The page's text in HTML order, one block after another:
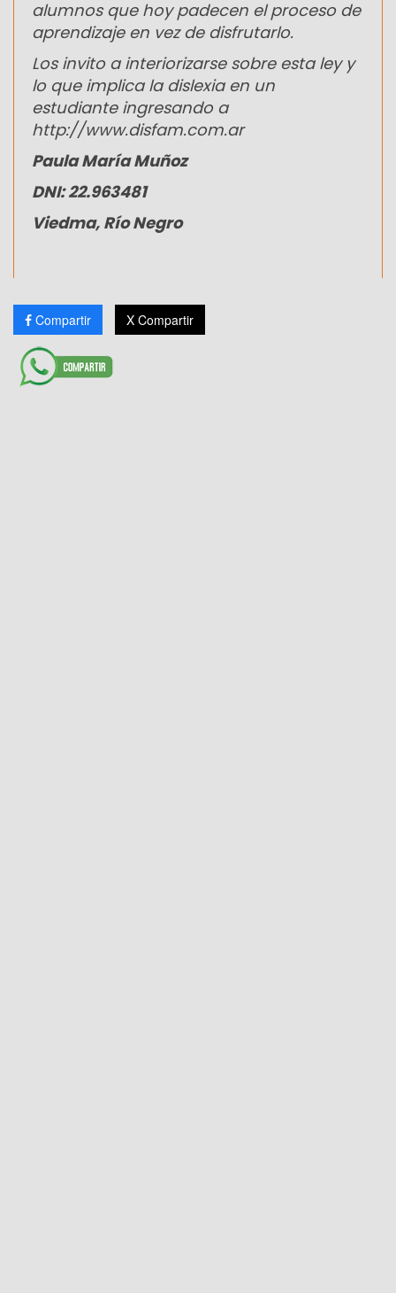
alumnos que hoy padecen el proceso de
aprendizaje en vez de disfrutarlo.
Los invito a interiorizarse sobre esta ley y
lo que implica la dislexia en un
estudiante ingresando a
http://www.disfam.com.ar
Paula María Muñoz
DNI: 22.963481
Viedma, Río Negro
Compartir X Compartir